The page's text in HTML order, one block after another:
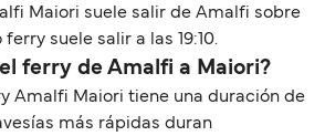
Maiori suele salir de Amalfi sobre
suele salir a las 19:10.
ferry de Amalfi a Maiori?
Amalfi Maiori tiene una duración de
más rápidas duran